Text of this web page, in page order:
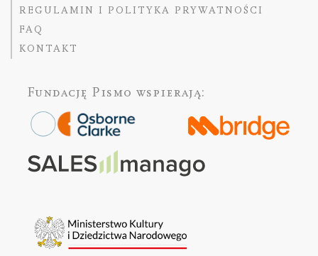
REGULAMIN I POLITYKA PRYWATNOŚCI
FAQ
KONTAKT
Fundację Pismo wspierają: